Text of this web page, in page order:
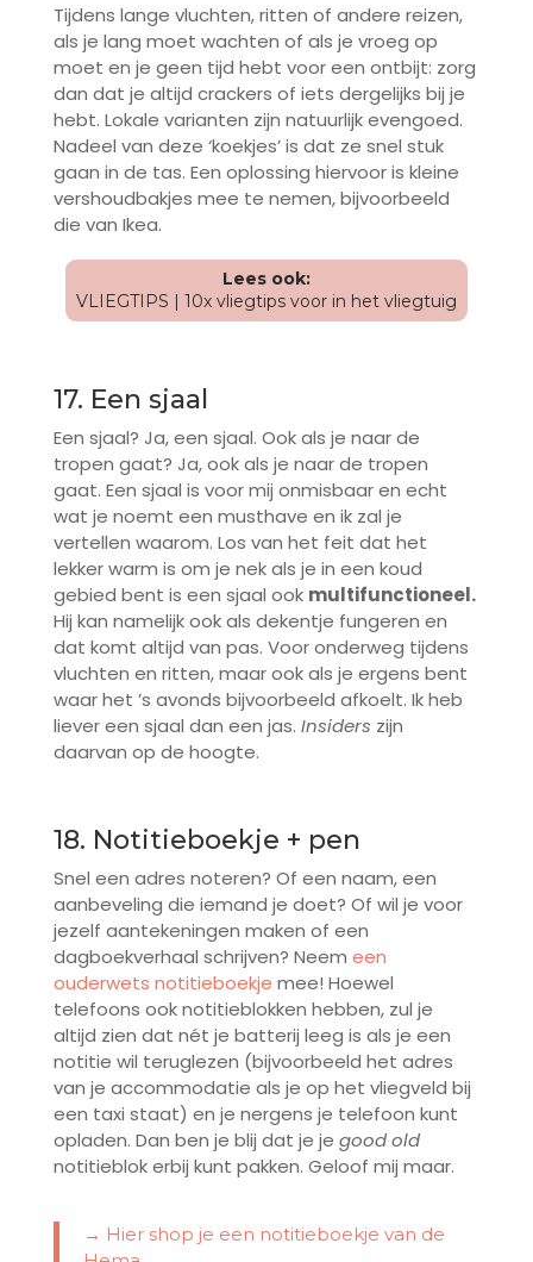
Tijdens lange vluchten, ritten of andere reizen,
als je lang moet wachten of als je vroeg op
moet en je geen tijd hebt voor een ontbijt: zorg
dan dat je altijd crackers of iets dergelijks bij je
hebt. Lokale varianten zijn natuurlijk evengoed.
Nadeel van deze ‘koekjes’ is dat ze snel stuk
gaan in de tas. Een oplossing hiervoor is kleine
vershoudbakjes mee te nemen, bijvoorbeeld
die van Ikea.
Lees ook:
VLIEGTIPS | 10x vliegtips voor in het vliegtuig
17. Een sjaal
Een sjaal? Ja, een sjaal. Ook als je naar de
tropen gaat? Ja, ook als je naar de tropen
gaat. Een sjaal is voor mij onmisbaar en echt
wat je noemt een musthave en ik zal je
vertellen waarom. Los van het feit dat het
lekker warm is om je nek als je in een koud
gebied bent is een sjaal ook multifunctioneel.
Hij kan namelijk ook als dekentje fungeren en
dat komt altijd van pas. Voor onderweg tijdens
vluchten en ritten, maar ook als je ergens bent
waar het ’s avonds bijvoorbeeld afkoelt. Ik heb
liever een sjaal dan een jas. Insiders zijn
daarvan op de hoogte.
18. Notitieboekje + pen
Snel een adres noteren? Of een naam, een
aanbeveling die iemand je doet? Of wil je voor
jezelf aantekeningen maken of een
dagboekverhaal schrijven? Neem een
ouderwets notitieboekje mee! Hoewel
telefoons ook notitieblokken hebben, zul je
altijd zien dat nét je batterij leeg is als je een
notitie wil teruglezen (bijvoorbeeld het adres
van je accommodatie als je op het vliegveld bij
een taxi staat) en je nergens je telefoon kunt
opladen. Dan ben je blij dat je je good old
notitieblok erbij kunt pakken. Geloof mij maar.
→ Hier shop je een notitieboekje van de